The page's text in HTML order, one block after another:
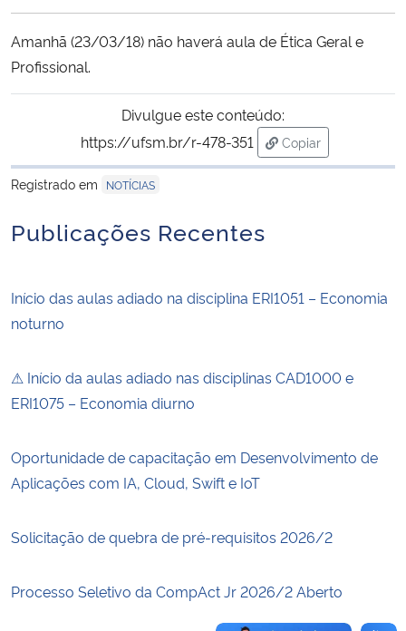
Ministério da Cidadania
Ministério da Saúde
Ministério de Minas e Energia
Ministério da Ciência, Tecnologia, Inovações e Comunicações
Ministério do Desenvolvimento Regional
Ministério da Mulher, da Família e dos Direitos Humanos
Secretaria de Governo
Gabinete de Segurança Institucional
Advocacia-Geral da União
Amanhã (23/03/18) não haverá aula de Ética Geral e
Profissional.
Divulgue este conteúdo:
https://ufsm.br/r-478-351
Copiar
para área de
Registrado em
NOTÍCIAS
Publicações Recentes
Início das aulas adiado na disciplina ERI1051 – Economia
noturno
⚠ Início da aulas adiado nas disciplinas CAD1000 e
ERI1075 – Economia diurno
Oportunidade de capacitação em Desenvolvimento de
Aplicações com IA, Cloud, Swift e IoT
Solicitação de quebra de pré-requisitos 2026/2
Processo Seletivo da CompAct Jr 2026/2 Aberto